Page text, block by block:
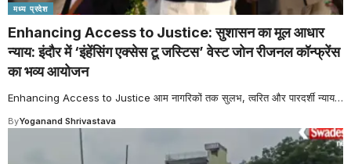
मध्य प्रदेश
Enhancing Access to Justice: सुशासन का मूल आधार
न्याय: इंदौर में ‘इंहेंसिंग एक्सेस टू जस्टिस’ वेस्ट जोन रीजनल कॉन्फ्रेंस
का भव्य आयोजन
Enhancing Access to Justice आम नागरिकों तक सुलभ, त्वरित और पारदर्शी न्याय…
ByYoganand Shrivastava